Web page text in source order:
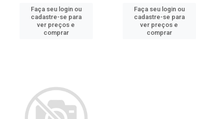
Faça seu login ou
cadastre-se para
ver preços e
comprar
Faça seu login ou
cadastre-se para
ver preços e
comprar